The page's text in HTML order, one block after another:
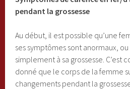
pendant la grossesse
Au début, il est possible qu’une
ses symptômes sont anormaux,
simplement à sa grossesse. C’est
donné que le corps de la femme
changements pendant la